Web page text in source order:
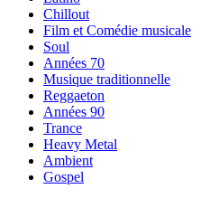
Chillout
Film et Comédie musicale
Soul
Années 70
Musique traditionnelle
Reggaeton
Années 90
Trance
Heavy Metal
Ambient
Gospel